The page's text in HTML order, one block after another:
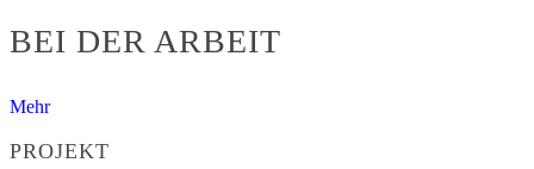
BEI DER ARBEIT
Mehr
PROJEKT